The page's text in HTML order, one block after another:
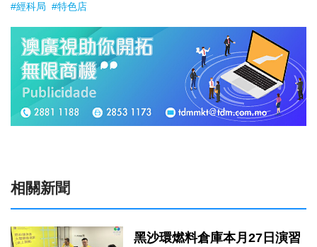
#經科局 #特色店
相關新聞
黑沙環燃料倉庫本月27日演習